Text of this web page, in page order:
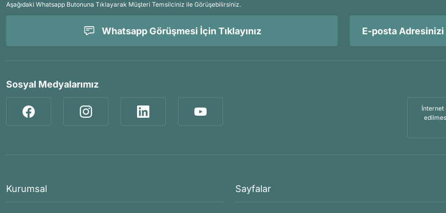
Aşağıdaki Whatsapp Butonuna Tıklayarak Müşteri Temsilciniz ile Görüşebilirsiniz.
Whatsapp Görüşmesi İçin Tıklayınız
Sosyal Medyalarımız
İnternet
Kurumsal Sayfalar